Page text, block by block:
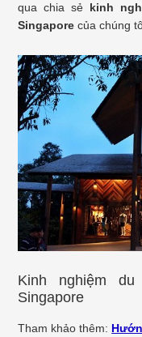
qua chia sẻ kinh
Singapore của chúng
Kinh nghiệm
Singapore
Tham khảo thêm: